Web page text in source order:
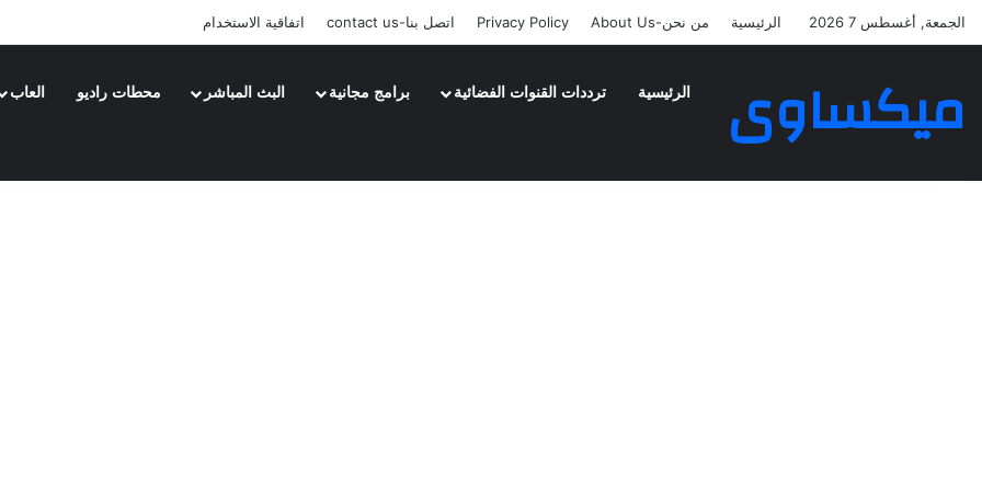
الجمعة, أغسطس 7 2026 الرئيسية من نحن-About Us Privacy Policy اتصل بنا-contact us اتفاقية الاستخدام
ميكساوى الرئيسية ترددات القنوات الفضائية برامج مجانية البث المباشر محطات راديو العاب